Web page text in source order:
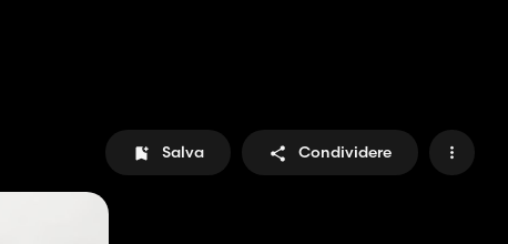
Salva Condividere